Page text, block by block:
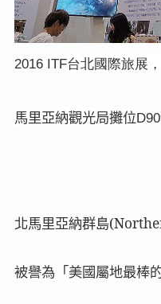
2016 ITF台北國際旅展，
馬里亞納觀光局攤位
北馬里亞納群島
被譽為「美國屬地最棒